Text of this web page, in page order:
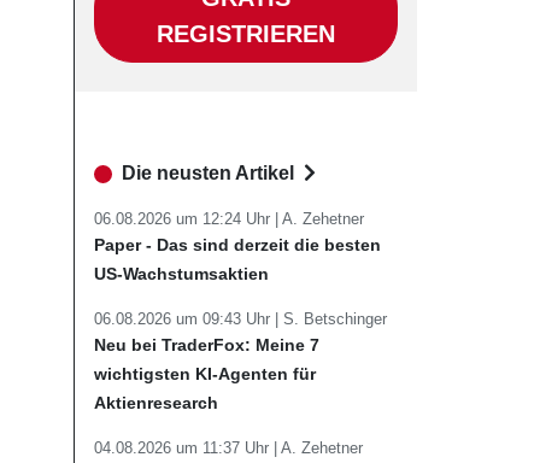
REGISTRIEREN
Die neusten Artikel
06.08.2026 um 12:24 Uhr | A. Zehetner
Paper - Das sind derzeit die besten
US-Wachstumsaktien
06.08.2026 um 09:43 Uhr | S. Betschinger
Neu bei TraderFox: Meine 7
wichtigsten KI-Agenten für
Aktienresearch
04.08.2026 um 11:37 Uhr | A. Zehetner